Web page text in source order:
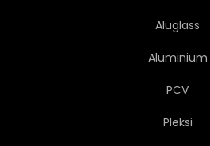
Aluglass
Aluminium
PCV
Pleksi